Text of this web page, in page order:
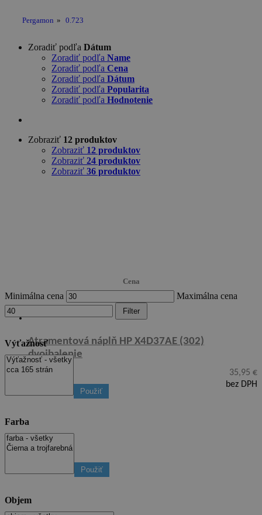
Pergamon » 0.723
Zoradiť podľa Dátum
Zoradiť podľa Name
Zoradiť podľa Cena
Zoradiť podľa Dátum
Zoradiť podľa Popularita
Zoradiť podľa Hodnotenie
Zobraziť 12 produktov
Zobraziť 12 produktov
Zobraziť 24 produktov
Zobraziť 36 produktov
Atramentová náplň HP X4D37AE (302)
dvojbalenie
35,95 €
bez DPH
Cena
Minimálna cena Maximálna cena
Filter
Výťažnosť
Použiť
Farba
Použiť
Objem